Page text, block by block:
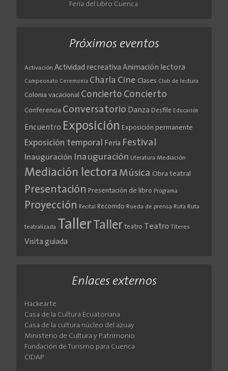
Feria del Libro Cuenca
Próximos eventos
Activación Actividad recreativa Animación lectora
Campeonato Ceremonia Charla Cine Clases Club de lectura
Colonia vacacional Concierto Concierto
Conferencia Conversatorio Danza Desfile Educación
Encuentro Exposición Exposición permanente
Exposición temporal Feria Festival
Inauguración Inauguración Literatura Mediación
Mediación lectora Música Obra teatral
Presentación Presentación de libro Programa
Proyección Recital Recorrido Rueda de prensa Ruta Ruta
teatralizada TallerTaller teatro Teatro Títeres
Visita guiada
Enlaces externos
Hackearte
Casa de la Cultura Ecuatoriana
Casa de la cultura núcleo del azuay
Ministerio de Cultura y Patrimonio
Fundación de Turismo para Cuenca
CIDAP